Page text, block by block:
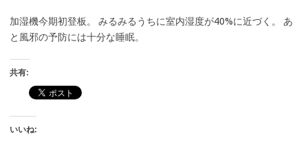
加湿機今期初登板。 みるみるうちに室内湿度が40%に近づく。 あ
と風邪の予防には十分な睡眠。
共有:
いいね: